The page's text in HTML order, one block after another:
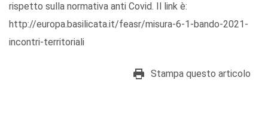
rispetto sulla normativa anti Covid. Il link è:
http://europa.basilicata.it/feasr/misura-6-1-bando-2021-
incontri-territoriali
Stampa questo articolo